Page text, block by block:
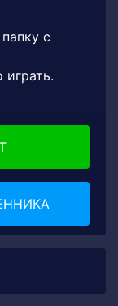
с